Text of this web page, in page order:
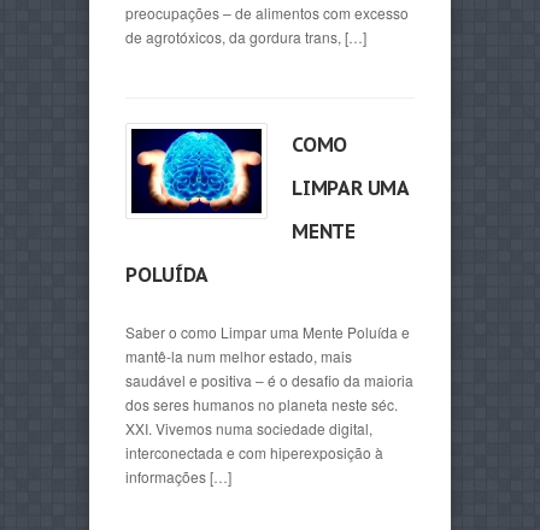
preocupações – de alimentos com excesso
de agrotóxicos, da gordura trans, […]
COMO
LIMPAR UMA
MENTE
POLUÍDA
Saber o como Limpar uma Mente Poluída e
mantê-la num melhor estado, mais
saudável e positiva – é o desafio da maioria
dos seres humanos no planeta neste séc.
XXI. Vivemos numa sociedade digital,
interconectada e com hiperexposição à
informações […]